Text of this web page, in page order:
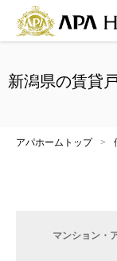
新潟県の賃貸
アパホームトップ >
マンション・